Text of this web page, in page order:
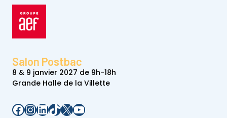
Salon Postbac
8 & 9 janvier 2027 de 9h-18h
Grande Halle de la Villette
Facebook
Instagram
LinkedIn
TikTok
X YouTube